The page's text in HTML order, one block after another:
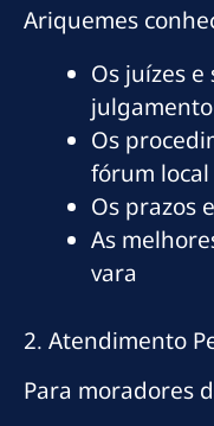
Ariquemes
Os juízes
julgamento
Os
fórum local
Os prazos
As
vara
2. Atendimento
Para moradores